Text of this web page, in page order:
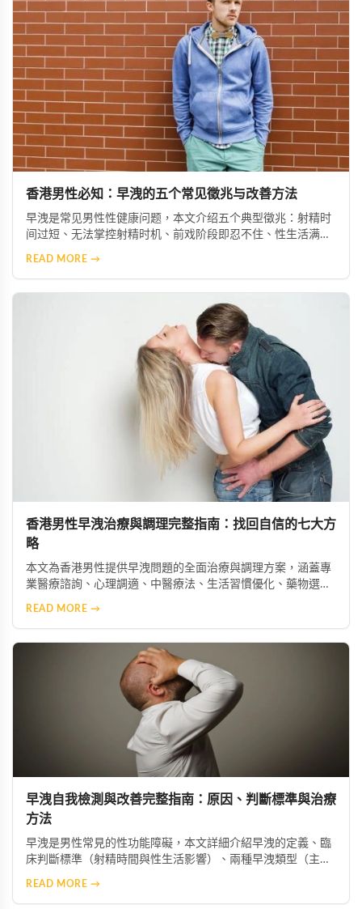
香港男性必知：早洩的五个常见徵兆与改善方法
早洩是常见男性性健康问题，本文介绍五个典型徵兆：射精时
间过短、无法掌控射精时机、前戏阶段即忍不住、性生活满足
READ MORE →
香港男性早洩治療與調理完整指南：找回自信的七大方
略
本文為香港男性提供早洩問題的全面治療與調理方案，涵蓋專
業醫療諮詢、心理調適、中醫療法、生活習慣優化、藥物選擇
READ MORE →
早洩自我檢測與改善完整指南：原因、判斷標準與治療
方法
早洩是男性常見的性功能障礙，本文詳細介紹早洩的定義、臨
床判斷標準（射精時間與性生活影響）、兩種早洩類型（主觀
READ MORE →